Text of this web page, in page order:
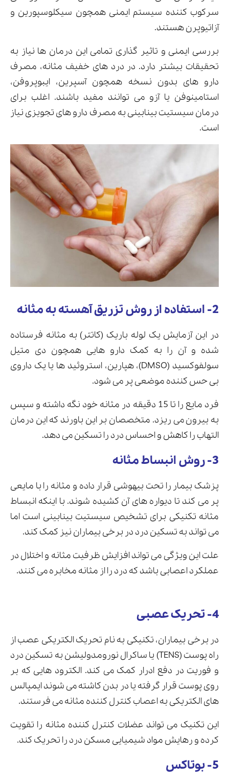
سرکوب کننده سیستم ایمنی همچون سیکلوسپورین و
آزاتیوپرن هستند.
بررسی ایمنی و تاثیر گذاری تمامی این درمان ها نیاز به
تحقیقات بیشتر دارد. در درد های خفیف مثانه، مصرف
دارو های بدون نسخه همچون آسپرین، ایبوپروفن،
استامینوفن یا آزو می توانند مفید باشند. اغلب برای
درمان سیستیت بینابینی به مصرف دارو های تجویزی نیاز
است.
2- استفاده از روش تزریق آهسته به مثانه
در این آزمایش یک لوله باریک (کاتتر) به مثانه فرستاده
شده و آن را به کمک دارو هایی همچون دی متیل
سولفوکسید (DMSO)، هپارین، استروئید ها یا یک داروی
بی حس کننده موضعی پر می شود.
فرد مایع را تا 15 دقیقه در مثانه خود نگه داشته و سپس
به بیرون می ریزد. متخصصان بر این باورند که این درمان
التهاب را کاهش و احساس درد را تسکین می دهد.
3- روش انبساط مثانه
پزشک بیمار را تحت بیهوشی قرار داده و مثانه را با مایعی
پر می کند تا دیواره های آن کشیده شوند. با اینکه انبساط
مثانه تکنیکی برای تشخیص سیستیت بینابینی است اما
می تواند به تسکین درد در برخی بیماران نیز کمک کند.
علت این ویژگی می تواند افزایش ظرفیت مثانه و اختلال در
عملکرد اعصابی باشد که درد را از مثانه مخابره می کنند.
4- تحریک عصبی
در برخی بیماران، تکنیکی به نام تحریک الکتریکی عصب از
راه پوست (TENS) یا ساکرال نورومدولیشن به تسکین درد
و فوریت در دفع ادرار کمک می کند. الکترود هایی که بر
روی پوست قرار گرفته یا در بدن کاشته می شوند ایمپالس
های الکتریکی به اعصاب کنترل کننده مثانه می فرستند.
این تکنیک می تواند عضلات کنترل کننده مثانه را تقویت
کرده و رهایش مواد شیمیایی مسکن درد را تحریک کند.
5- بوتاکس